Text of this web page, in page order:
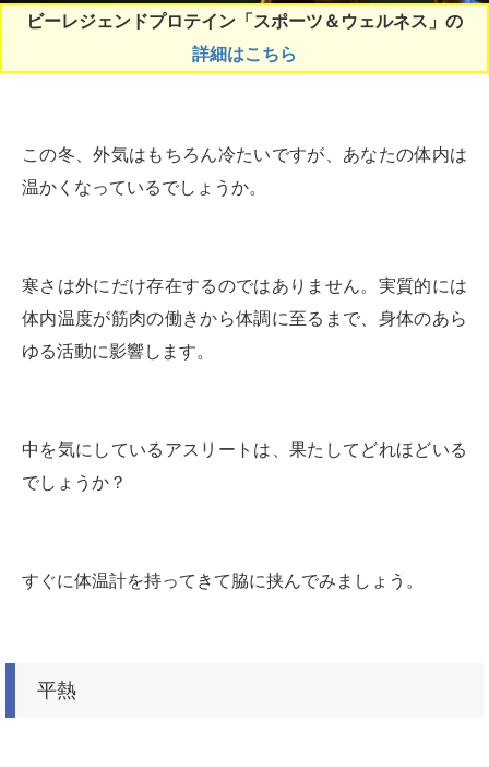
ビーレジェンドプロテイン「スポーツ＆ウェルネス」の
詳細はこちら
この冬、外気はもちろん冷たいですが、あなたの体内は
温かくなっているでしょうか。
寒さは外にだけ存在するのではありません。実質的には
体内温度が筋肉の働きから体調に至るまで、身体のあら
ゆる活動に影響します。
中を気にしているアスリートは、果たしてどれほどいる
でしょうか？
すぐに体温計を持ってきて脇に挟んでみましょう。
平熱